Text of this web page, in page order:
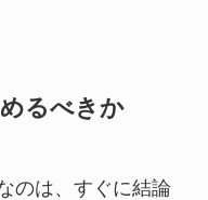
るべきか
のは、すぐに結論